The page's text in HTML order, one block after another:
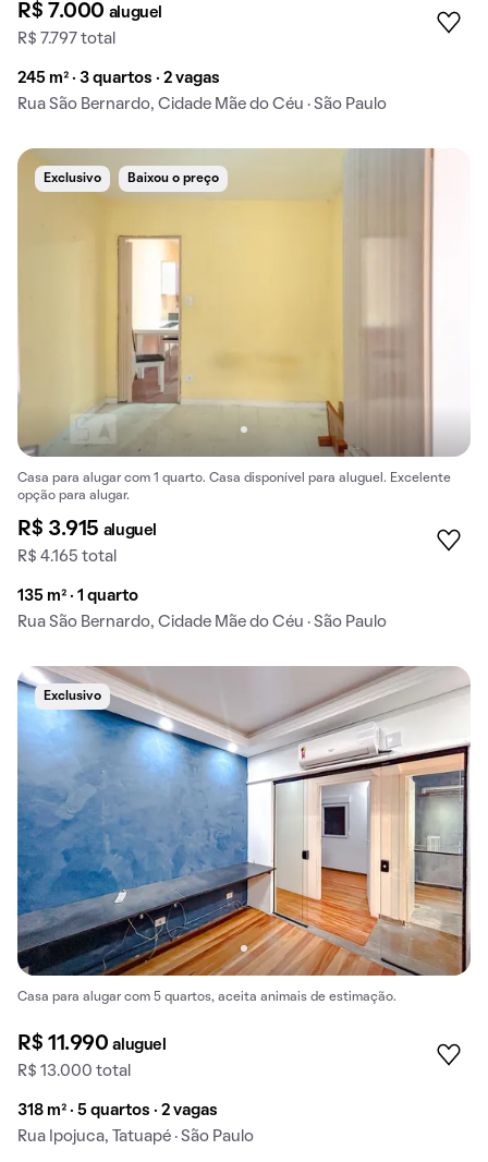
R$ 7.000 aluguel
R$ 7.797 total
245 m² · 3 quartos · 2 vagas
Rua São Bernardo, Cidade Mãe do Céu · São Paulo
Exclusivo Baixou o preço
Casa para alugar com 1 quarto. Casa disponível para aluguel. Excelente
opção para alugar.
R$ 3.915 aluguel
R$ 4.165 total
135 m² · 1 quarto
Rua São Bernardo, Cidade Mãe do Céu · São Paulo
Exclusivo
Casa para alugar com 5 quartos, aceita animais de estimação.
R$ 11.990aluguel
R$ 13.000 total
318 m² · 5 quartos · 2 vagas
Rua Ipojuca, Tatuapé · São Paulo